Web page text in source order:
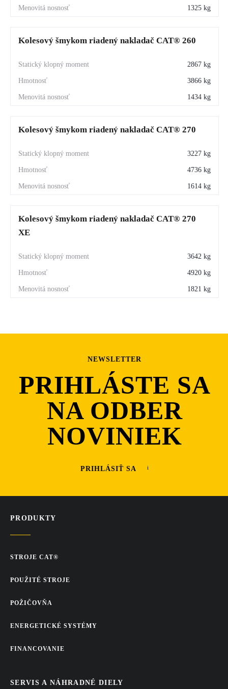
– manipulácia materiálu, terénne úpravy,
Poľnohospodárstvo
– práca so senom, hnojom, paletami
či krmivom
Komunálne služby
– údržba areálov, čistenie, zimná
údržba
operácie
Prečo si vybrať CAT® 226D3?
Tento model je známy svojou dlhou životnosťou, nízkymi
ponuke prídavných zariadení dokáže nahradiť viacero strojov
a prispôsobiť sa akejkoľvek úlohe.
1325 kg
Kolesový šmykom riadený nakladač CAT® 260
2867 kg
3866 kg
1434 kg
Kolesový šmykom riadený nakladač CAT® 270
3227 kg
4736 kg
1614 kg
Kolesový šmykom riadený nakladač CAT® 270
XE
3642 kg
4920 kg
1821 kg
NEWSLETTER
PRIHLÁSTE SA
NA ODBER
NOVINIEK
PRIHLÁSIŤ SA
PRODUKTY
STROJE CAT®
POUŽITÉ STROJE
POŽIČOVŇA
ENERGETICKÉ SYSTÉMY
FINANCOVANIE
SERVIS A NÁHRADNÉ DIELY